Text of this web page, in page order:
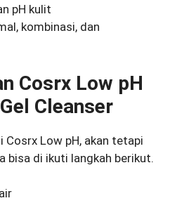
pH kulit
kombinasi, dan
Cosrx Low pH
Cleanser
Cosrx Low pH, akan tetapi
bisa di ikuti langkah berikut.